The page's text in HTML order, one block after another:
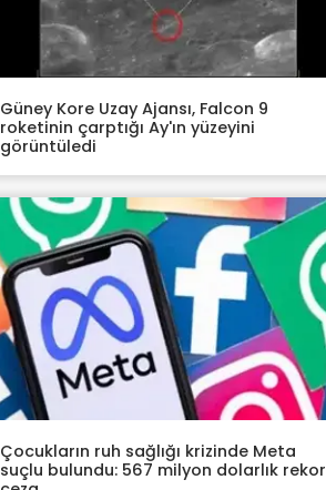
Güney Kore Uzay Ajansı, Falcon 9
roketinin çarptığı Ay'ın yüzeyini
görüntüledi
Çocukların ruh sağlığı krizinde Meta
suçlu bulundu: 567 milyon dolarlık rekor